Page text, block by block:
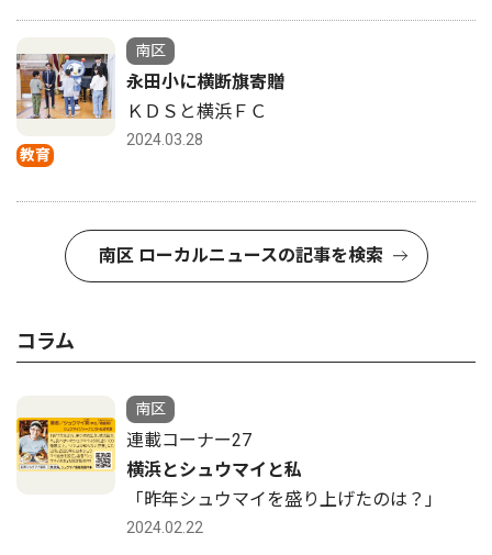
教育
南区
永田小に横断旗寄贈
ＫＤＳと横浜ＦＣ
2024.03.28
南区 ローカルニュースの記事を検索
コラム
南区
連載コーナー27
横浜とシュウマイと私
「昨年シュウマイを盛り上げたのは？」
2024.02.22